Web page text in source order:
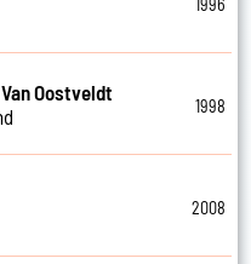
Oostveldt
1998
2008